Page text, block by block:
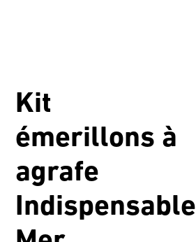
Kit
émerillons à
agrafe
Indispensable